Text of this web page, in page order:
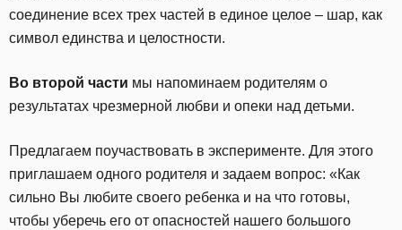
соединение всех трех частей в единое целое – шар, как
символ единства и целостности.
Во второй части мы напоминаем родителям о
результатах чрезмерной любви и опеки над детьми.
Предлагаем поучаствовать в эксперименте. Для этого
приглашаем одного родителя и задаем вопрос: «Как
сильно Вы любите своего ребенка и на что готовы,
чтобы уберечь его от опасностей нашего большого